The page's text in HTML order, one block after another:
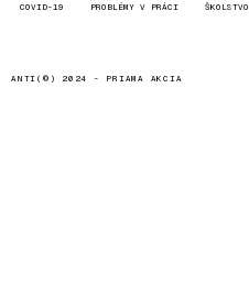
COVID-19 PROBLÉMY V PRÁCI ŠKOLSTVO
ANTI(©) 2024 - PRIAMA AKCIA